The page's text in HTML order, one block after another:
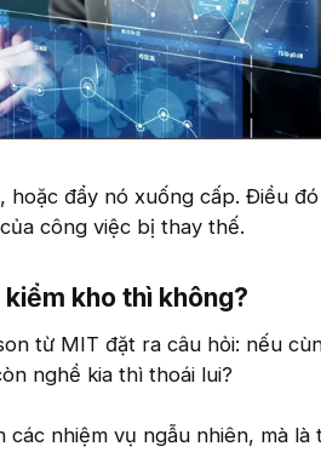
hoặc đẩy nó xuống cấp. Điều
công việc bị thay thế.
kho thì không?​
từ MIT đặt ra câu hỏi: nếu
nghề kia thì thoái lui?
các nhiệm vụ ngẫu nhiên, mà là